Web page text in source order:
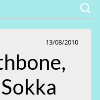
13/08/2010